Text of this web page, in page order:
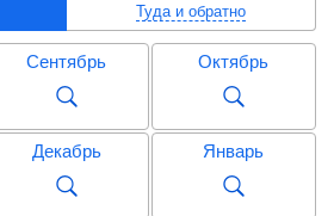
Туда и обратно
Сентябрь Октябрь
Декабрь Январь